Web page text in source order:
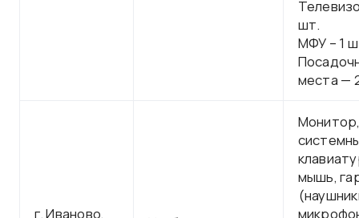
шт.
МФУ – 1
места —
г. Иваново,
мышь,